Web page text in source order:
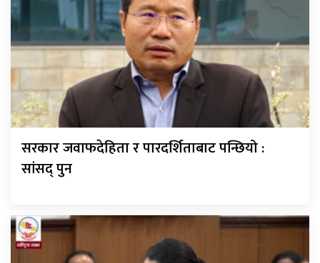
सरकार जवाफदेहिता र पारदर्शिताबाट पन्छियो :
सांसद् पुन